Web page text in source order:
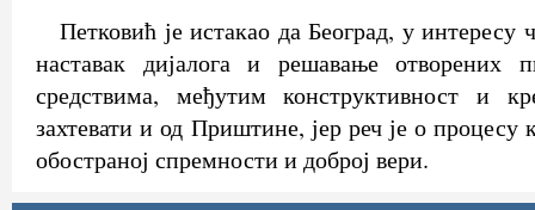
Петковић је истакао да Београд, у интересу
наставак дијалога и решавање отворених
средствима, међутим конструктивност и
захтевати и од Приштине, јер реч је о процесу
обостраној спремности и доброј вери.